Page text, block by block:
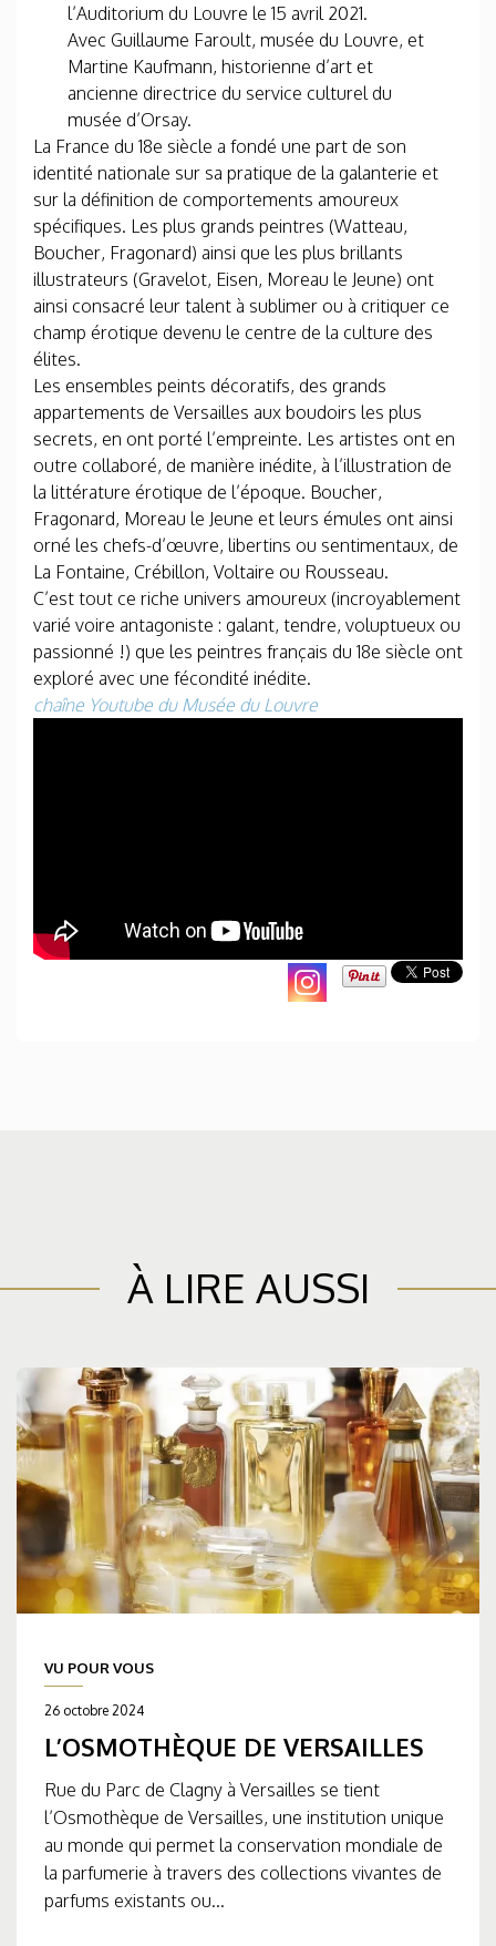
l’Auditorium du Louvre le 15 avril 2021.
Avec Guillaume Faroult, musée du Louvre, et
Martine Kaufmann, historienne d’art et
ancienne directrice du service culturel du
musée d’Orsay.
La France du 18e siècle a fondé une part de son
identité nationale sur sa pratique de la galanterie et
sur la définition de comportements amoureux
spécifiques. Les plus grands peintres (Watteau,
Boucher, Fragonard) ainsi que les plus brillants
illustrateurs (Gravelot, Eisen, Moreau le Jeune) ont
ainsi consacré leur talent à sublimer ou à critiquer ce
champ érotique devenu le centre de la culture des
élites.
Les ensembles peints décoratifs, des grands
appartements de Versailles aux boudoirs les plus
secrets, en ont porté l’empreinte. Les artistes ont en
outre collaboré, de manière inédite, à l’illustration de
la littérature érotique de l’époque. Boucher,
Fragonard, Moreau le Jeune et leurs émules ont ainsi
orné les chefs-d’œuvre, libertins ou sentimentaux, de
La Fontaine, Crébillon, Voltaire ou Rousseau.
C’est tout ce riche univers amoureux (incroyablement
varié voire antagoniste : galant, tendre, voluptueux ou
passionné !) que les peintres français du 18e siècle ont
exploré avec une fécondité inédite.
chaîne Youtube du Musée du Louvre
À LIRE AUSSI
VU POUR VOUS
26 octobre 2024
L’OSMOTHÈQUE DE VERSAILLES
Rue du Parc de Clagny à Versailles se tient
l’Osmothèque de Versailles, une institution unique
au monde qui permet la conservation mondiale de
la parfumerie à travers des collections vivantes de
parfums existants ou...